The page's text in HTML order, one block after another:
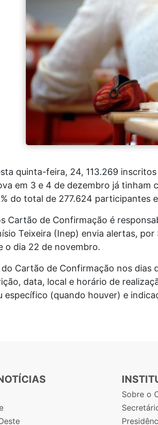
quinta-feira, 24, 113.269
em 3 e 4 de dezembro já
do total de 277.624 participantes
Cartão de Confirmação é
Teixeira (Inep) envia alertas,
o dia 22 de novembro.
Cartão de Confirmação nos
data, local e horário de
específico (quando houver) e
Sobre o